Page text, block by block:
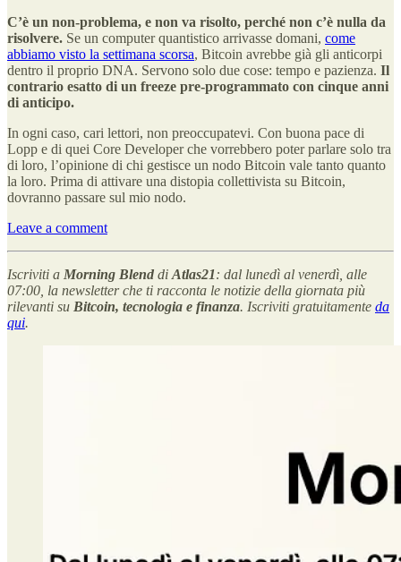
C’è un non-problema, e non va risolto, perché non c’è nulla da
risolvere. Se un computer quantistico arrivasse domani, come
abbiamo visto la settimana scorsa, Bitcoin avrebbe già gli anticorpi
dentro il proprio DNA. Servono solo due cose: tempo e pazienza. Il
contrario esatto di un freeze pre-programmato con cinque anni
di anticipo.
In ogni caso, cari lettori, non preoccupatevi. Con buona pace di
Lopp e di quei Core Developer che vorrebbero poter parlare solo tra
di loro, l’opinione di chi gestisce un nodo Bitcoin vale tanto quanto
la loro. Prima di attivare una distopia collettivista su Bitcoin,
dovranno passare sul mio nodo.
Leave a comment
Iscriviti a Morning Blend di Atlas21: dal lunedì al venerdì, alle
07:00, la newsletter che ti racconta le notizie della giornata più
rilevanti su Bitcoin, tecnologia e finanza. Iscriviti gratuitamente da
qui.